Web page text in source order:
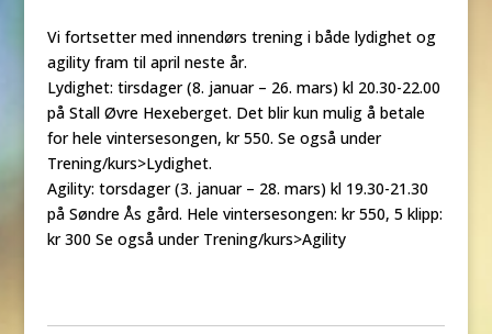
Vi fortsetter med innendørs trening i både lydighet og
agility fram til april neste år.
Lydighet: tirsdager (8. januar – 26. mars) kl 20.30-22.00
på Stall Øvre Hexeberget. Det blir kun mulig å betale
for hele vintersesongen, kr 550. Se også under
Trening/kurs>Lydighet.
Agility: torsdager (3. januar – 28. mars) kl 19.30-21.30
på Søndre Ås gård. Hele vintersesongen: kr 550, 5 klipp:
kr 300 Se også under Trening/kurs>Agility